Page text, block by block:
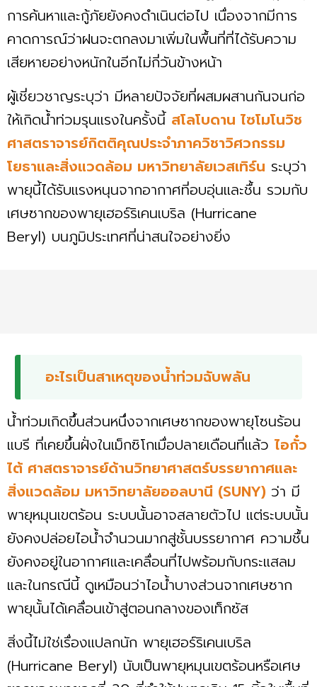
การค้นหาและกู้ภัยยังคงดำเนินต่อไป เนื่องจากมีการ
คาดการณ์ว่าฝนจะตกลงมาเพิ่มในพื้นที่ที่ได้รับความ
เสียหายอย่างหนักในอีกไม่กี่วันข้างหน้า
ผู้เชี่ยวชาญระบุว่า มีหลายปัจจัยที่ผสมผสานกันจนก่อ
ให้เกิดน้ำท่วมรุนแรงในครั้งนี้ สโลโบดาน ไซโมโนวิช
ศาสตราจารย์กิตติคุณประจำภาควิชาวิศวกรรม
โยธาและสิ่งแวดล้อม มหาวิทยาลัยเวสเทิร์น ระบุว่า
พายุนี้ได้รับแรงหนุนจากอากาศที่อบอุ่นและชื้น รวมกับ
เศษซากของพายุเฮอร์ริเคนเบริล (Hurricane
Beryl) บนภูมิประเทศที่น่าสนใจอย่างยิ่ง
อะไรเป็นสาเหตุของน้ำท่วมฉับพลัน
น้ำท่วมเกิดขึ้นส่วนหนึ่งจากเศษซากของพายุโซนร้อน
แบรี ที่เคยขึ้นฝั่งในเม็กซิโกเมื่อปลายเดือนที่แล้ว ไอกั๋ว
ไต้ ศาสตราจารย์ด้านวิทยาศาสตร์บรรยากาศและ
สิ่งแวดล้อม มหาวิทยาลัยออลบานี (SUNY) ว่า มี
พายุหมุนเขตร้อน ระบบนั้นอาจสลายตัวไป แต่ระบบนั้น
ยังคงปล่อยไอน้ำจำนวนมากสู่ชั้นบรรยากาศ ความชื้น
ยังคงอยู่ในอากาศและเคลื่อนที่ไปพร้อมกับกระแสลม
และในกรณีนี้ ดูเหมือนว่าไอน้ำบางส่วนจากเศษซาก
พายุนั้นได้เคลื่อนเข้าสู่ตอนกลางของเท็กซัส
สิ่งนี้ไม่ใช่เรื่องแปลกนัก พายุเฮอร์ริเคนเบริล
(Hurricane Beryl) นับเป็นพายุหมุนเขตร้อนหรือเศษ